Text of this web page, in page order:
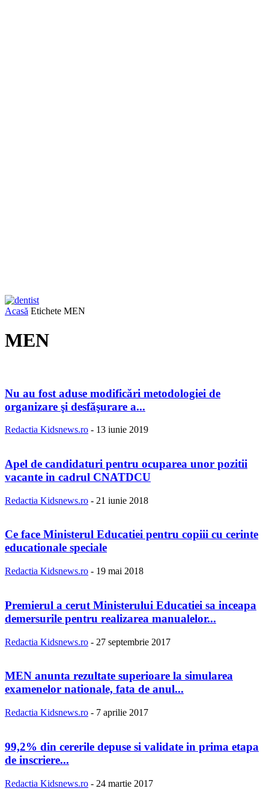
Acasă Etichete MEN
MEN
Nu au fost aduse modificări metodologiei de
organizare şi desfăşurare a...
Redactia Kidsnews.ro - 13 iunie 2019
Apel de candidaturi pentru ocuparea unor pozitii
vacante in cadrul CNATDCU
Redactia Kidsnews.ro - 21 iunie 2018
Ce face Ministerul Educatiei pentru copiii cu cerinte
educationale speciale
Redactia Kidsnews.ro - 19 mai 2018
Premierul a cerut Ministerului Educatiei sa inceapa
demersurile pentru realizarea manualelor...
Redactia Kidsnews.ro - 27 septembrie 2017
MEN anunta rezultate superioare la simularea
examenelor nationale, fata de anul...
Redactia Kidsnews.ro - 7 aprilie 2017
99,2% din cererile depuse si validate in prima etapa
de inscriere...
Redactia Kidsnews.ro - 24 martie 2017